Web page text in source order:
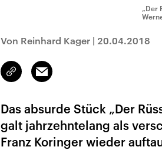
„Der
Von Reinhard Kager | 20.04.2018
Link
kopieren/teilen
Email
Das absurde Stück „Der
galt jahrzehntelang als
Franz Koringer wieder